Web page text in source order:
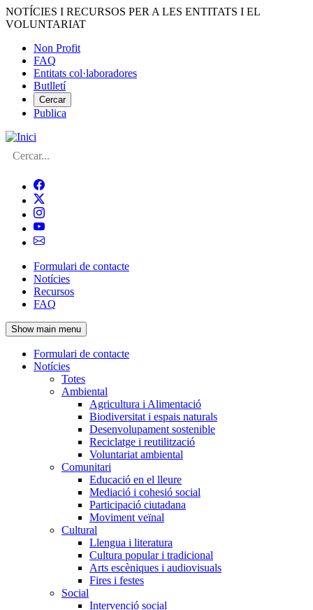
Vés
al
NOTÍCIES I RECURSOS PER A LES ENTITATS I EL
VOLUNTARIAT
Menú
del
compte
d'usuari
Non Profit
FAQ
Entitats col·laboradores
Butlletí
Cercar
Publica
Cerca
Navegació
principal
de
l'encapçalament
Formulari de contacte
Notícies
Recursos
FAQ
Show main menu
Navegació
principal
Formulari de contacte
Notícies
Totes
Ambiental
Agricultura i Alimentació
Biodiversitat i espais naturals
Desenvolupament sostenible
Reciclatge i reutilització
Voluntariat ambiental
Comunitari
Educació en el lleure
Mediació i cohesió social
Participació ciutadana
Moviment veïnal
Cultural
Llengua i literatura
Cultura popular i tradicional
Arts escèniques i audiovisuals
Fires i festes
Social
Intervenció social